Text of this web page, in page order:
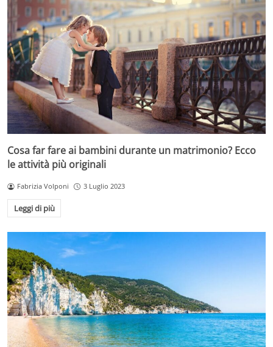
Cosa far fare ai bambini durante un matrimonio? Ecco
le attività più originali
Fabrizia Volponi 3 Luglio 2023
Leggi di più